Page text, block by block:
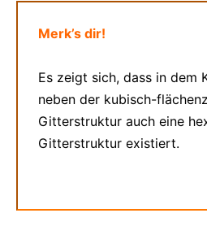
Merk’s dir!
Es zeigt sich, dass in dem
neben der kubisch-
Gitterstruktur auch eine
Gitterstruktur existiert.